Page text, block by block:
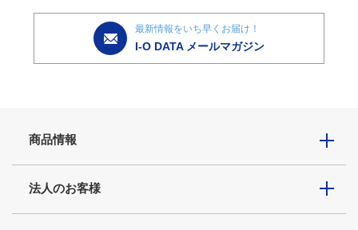
最新情報をいち早くお届け！
I-O DATA メールマガジン
商品情報
法人のお客様